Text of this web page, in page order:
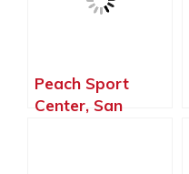
Peach Sport
Center, San